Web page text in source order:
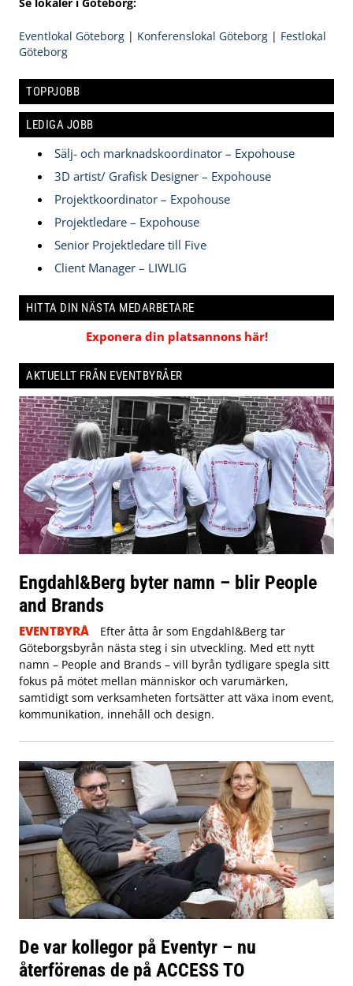
Se lokaler i Göteborg:
Eventlokal Göteborg | Konferenslokal Göteborg | Festlokal
Göteborg
TOPPJOBB
LEDIGA JOBB
Sälj- och marknadskoordinator – Expohouse
3D artist/ Grafisk Designer – Expohouse
Projektkoordinator – Expohouse
Projektledare – Expohouse
Senior Projektledare till Five
Client Manager – LIWLIG
HITTA DIN NÄSTA MEDARBETARE
Exponera din platsannons här!
AKTUELLT FRÅN EVENTBYRÅER
Engdahl&Berg byter namn – blir People
and Brands
EVENTBYRÅ
Efter åtta år som Engdahl&Berg tar
Göteborgsbyrån nästa steg i sin utveckling. Med ett nytt
namn – People and Brands – vill byrån tydligare spegla sitt
fokus på mötet mellan människor och varumärken,
samtidigt som verksamheten fortsätter att växa inom event,
kommunikation, innehåll och design.
De var kollegor på Eventyr – nu
återförenas de på ACCESS TO